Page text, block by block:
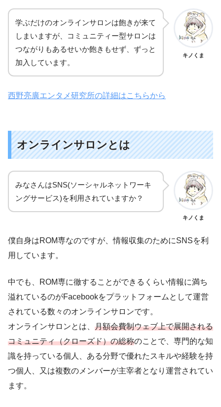
学ぶだけのオンラインサロンは飽きが来て
しまいますが、コミュニティー型サロンは
つながりもあるせいか飽きもせず、ずっと
加入しています。
キノくま
西野亮廣エンタメ研究所の詳細はこちらから
オンラインサロンとは
みなさんはSNS(ソーシャルネットワーキ
ングサービス)を利用されていますか？
キノくま
僕自身はROM専なのですが、情報収集のためにSNSを利
用しています。
中でも、ROM専に徹することができるくらい情報に満ち
溢れているのがFacebookをプラットフォームとして運営
されている数々のオンラインサロンです。
オンラインサロンとは、 月額会費制ウェブ上で展開される
コミュニティ（クローズド）の総称のことで、専門的な知
識を持っている個人、ある分野で優れたスキルや経験を持
つ個人、又は複数のメンバーが主宰者となり運営されてい
ます。